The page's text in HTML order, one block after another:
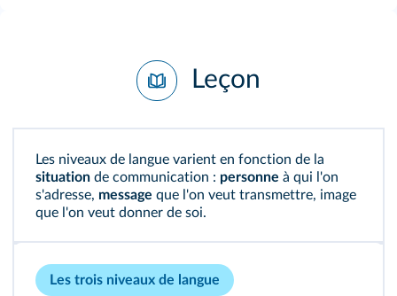
Leçon
Les niveaux de langue varient en fonction de la
situation de communication : personne à qui l'on
s'adresse, message que l'on veut transmettre, image
que l'on veut donner de soi.
Les trois niveaux de langue